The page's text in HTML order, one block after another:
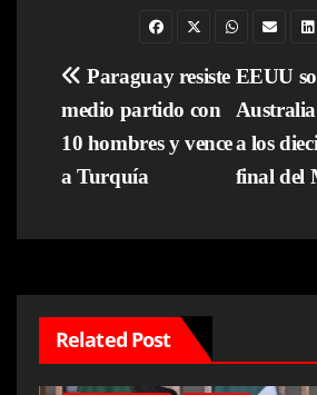
Navegación
de
entradas
EEUU
a los
final del
Paraguay resiste
medio partido con
10 hombres y vence
a Turquía
Related Post